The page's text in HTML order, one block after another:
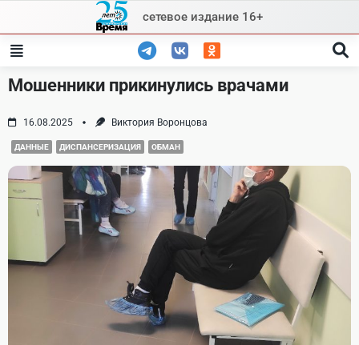
content
сетевое издание 16+
Мошенники прикинулись врачами
16.08.2025 Виктория Воронцова
ДАННЫЕ ДИСПАНСЕРИЗАЦИЯ ОБМАН